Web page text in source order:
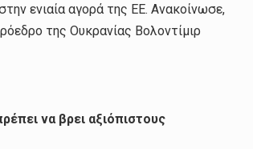
ενιαία αγορά της ΕΕ. Ανακοίνωσε,
της Ουκρανίας Βολοντίμιρ
να βρει αξιόπιστους